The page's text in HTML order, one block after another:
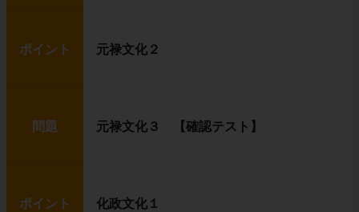
ポイント 元禄文化２
問題 元禄文化３ 【確認テスト】
ポイント 化政文化１